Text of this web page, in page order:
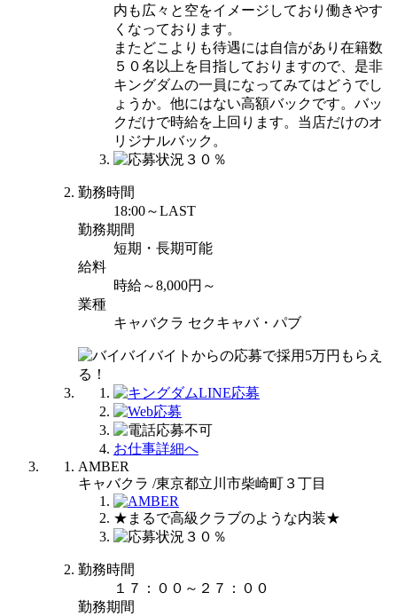
内も広々と空をイメージしており働きやす
くなっております。
またどこよりも待遇には自信があり在籍数
５０名以上を目指しておりますので、是非
キングダムの一員になってみてはどうでし
ょうか。他にはない高額バックです。バッ
クだけで時給を上回ります。当店だけのオ
リジナルバック。
勤務時間
18:00～LAST
勤務期間
短期・長期可能
給料
時給～8,000円～
業種
キャバクラ セクキャバ・パブ
お仕事詳細へ
AMBER
キャバクラ /東京都立川市柴崎町３丁目
★まるで高級クラブのような内装★
勤務時間
１７：００～２７：００
勤務期間